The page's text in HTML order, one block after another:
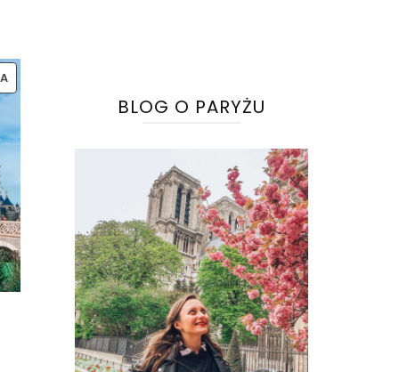
PRODUKT
W
PROMOCJI
BLOG O PARYŻU